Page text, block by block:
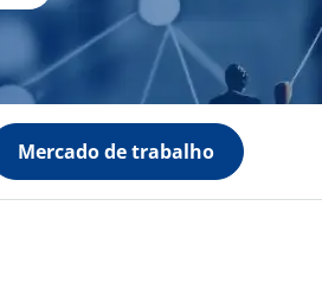
Mercado de trabalho